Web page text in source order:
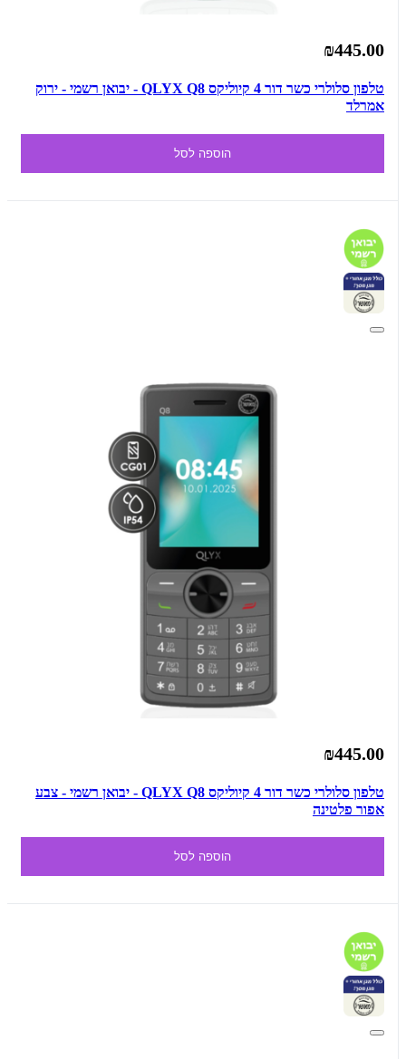
₪445.00
טלפון סלולרי כשר דור 4 קיוליקס QLYX Q8 - יבואן רשמי - ירוק
אמרלד
הוספה לסל
₪445.00
טלפון סלולרי כשר דור 4 קיוליקס QLYX Q8 - יבואן רשמי - צבע
אפור פלטינה
הוספה לסל